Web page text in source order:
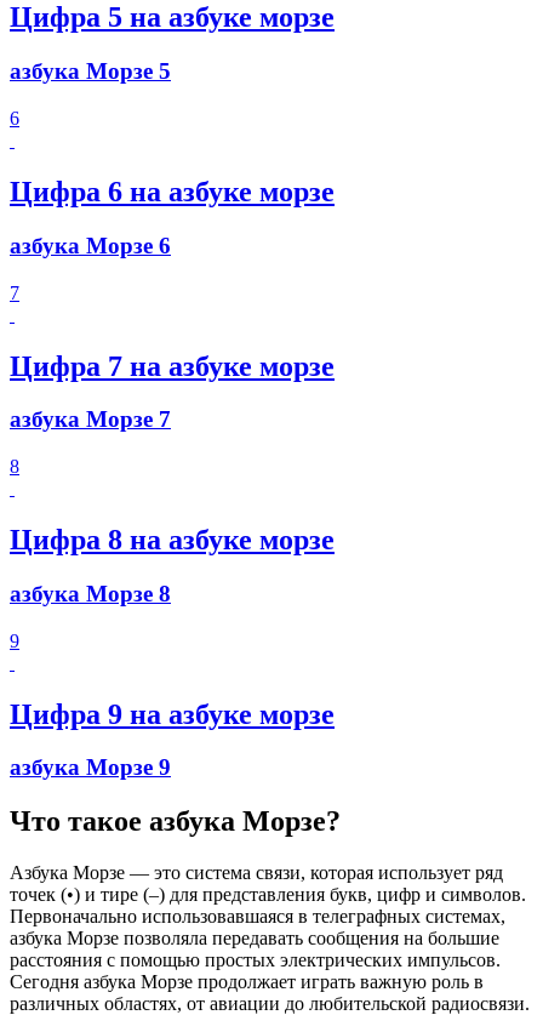
Цифра 5 на азбуке морзе
азбука Морзе 5
6
Цифра 6 на азбуке морзе
азбука Морзе 6
7
Цифра 7 на азбуке морзе
азбука Морзе 7
8
Цифра 8 на азбуке морзе
азбука Морзе 8
9
Цифра 9 на азбуке морзе
азбука Морзе 9
Что такое азбука Морзе?
Азбука Морзе — это система связи, которая использует ряд
точек (•) и тире (–) для представления букв, цифр и символов.
Первоначально использовавшаяся в телеграфных системах,
азбука Морзе позволяла передавать сообщения на большие
расстояния с помощью простых электрических импульсов.
Сегодня азбука Морзе продолжает играть важную роль в
различных областях, от авиации до любительской радиосвязи.